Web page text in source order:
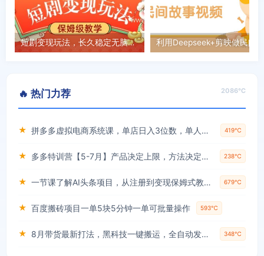
短剧变现玩法，长久稳定无脑，睡后收益，保姆级教学
🔥 热门力荐 2086℃
★ 拼多多虚拟电商系统课，单店日入3位数，单人可管理3-8家店【附货源】 419℃
★ 多多特训营【5-7月】产品决定上限，方法决定下限，各种玩法技巧落地实操 238℃
★ 一节课了解AI头条项目，从注册到变现保姆式教学，零基础可以操作【揭秘】 679℃
★ 百度搬砖项目一单5块5分钟一单可批量操作 593℃
★ 8月带货最新打法，黑科技一键搬运，全自动发布单日5张+，提供矩阵玩法+无限账号【揭秘】 348℃